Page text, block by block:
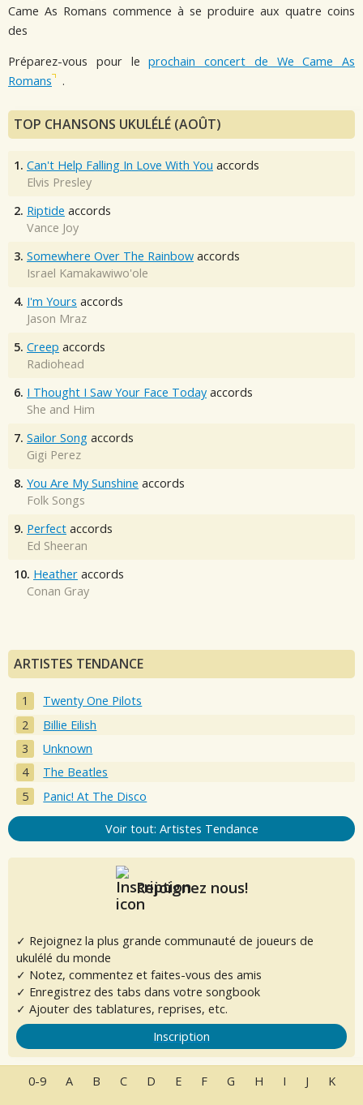
Came As Romans commence à se produire aux quatre coins
des
Préparez-vous pour leprochain concert de We Came As
Romans
.
TOP CHANSONS UKULÉLÉ (AOÛT)
1. Can't Help Falling In Love With You accords
Elvis Presley
2. Riptide accords
Vance Joy
3. Somewhere Over The Rainbow accords
Israel Kamakawiwo'ole
4. I'm Yours accords
Jason Mraz
5. Creep accords
Radiohead
6. I Thought I Saw Your Face Today accords
She and Him
7. Sailor Song accords
Gigi Perez
8. You Are My Sunshine accords
Folk Songs
9. Perfect accords
Ed Sheeran
10. Heather accords
Conan Gray
ARTISTES TENDANCE
Twenty One Pilots
Billie Eilish
Unknown
The Beatles
Panic! At The Disco
Voir tout: Artistes Tendance
Rejoignez nous!
✓ Rejoignez la plus grande communauté de joueurs de
ukulélé du monde
✓ Notez, commentez et faites-vous des amis
✓ Enregistrez des tabs dans votre songbook
✓ Ajouter des tablatures, reprises, etc.
Inscription
0-9 A B C D E F G H I J
K